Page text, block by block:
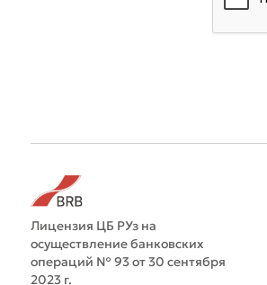
Лицензия ЦБ РУз на
осуществление банковских
операций № 93 от 30 сентября
2023 г.